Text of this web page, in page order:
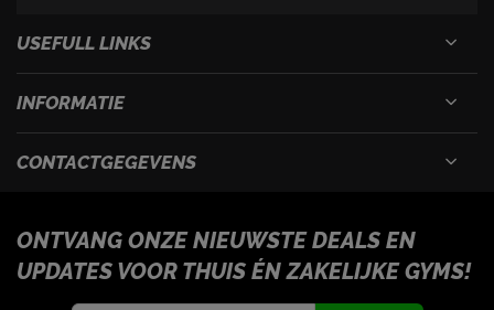
USEFULL LINKS
INFORMATIE
CONTACTGEGEVENS
ONTVANG ONZE NIEUWSTE DEALS EN
UPDATES VOOR THUIS ÉN ZAKELIJKE GYMS!